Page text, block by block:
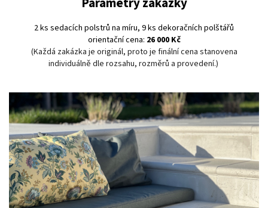
2 ks sedacích polstrů na míru, 9 ks dekoračních polštářů
orientační cena: 26 000 Kč
(Každá zakázka je originál, proto je finální cena stanovena
individuálně dle rozsahu, rozměrů a provedení.)